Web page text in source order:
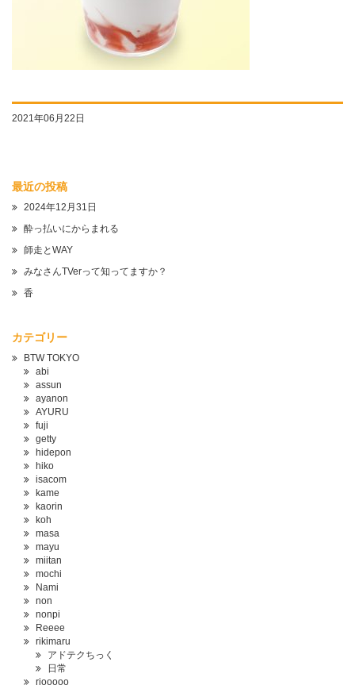
2021年06月22日
最近の投稿
2024年12月31日
酔っ払いにからまれる
師走とWAY
みなさんTVerって知ってますか？
香
カテゴリー
BTW TOKYO
abi
assun
ayanon
AYURU
fuji
getty
hidepon
hiko
isacom
kame
kaorin
koh
masa
mayu
miitan
mochi
Nami
non
nonpi
Reeee
rikimaru
アドテクちっく
日常
riooooo